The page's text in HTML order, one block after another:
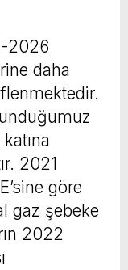
2026
daha
2021
göre
gaz şebeke
2022